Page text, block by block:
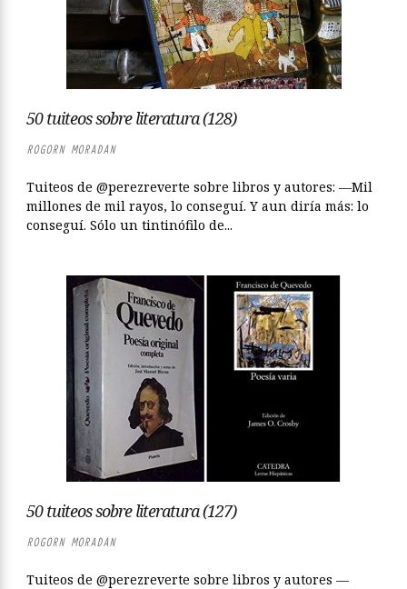
50 tuiteos sobre literatura (128)
ROGORN MORADAN
Tuiteos de @perezreverte sobre libros y autores: —Mil
millones de mil rayos, lo conseguí. Y aun diría más: lo
conseguí. Sólo un tintinófilo de...
50 tuiteos sobre literatura (127)
ROGORN MORADAN
Tuiteos de @perezreverte sobre libros y autores —